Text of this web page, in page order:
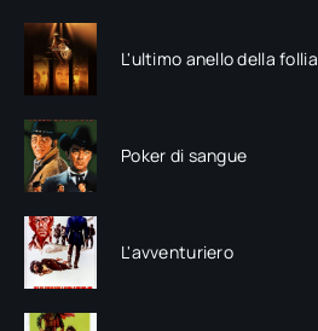
L'ultimo anello della follia
Poker di sangue
L'avventuriero